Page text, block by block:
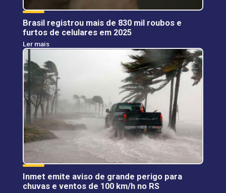
Brasil registrou mais de 830 mil roubos e
furtos de celulares em 2025
Ler mais
Inmet emite aviso de grande perigo para
chuvas e ventos de 100 km/h no RS